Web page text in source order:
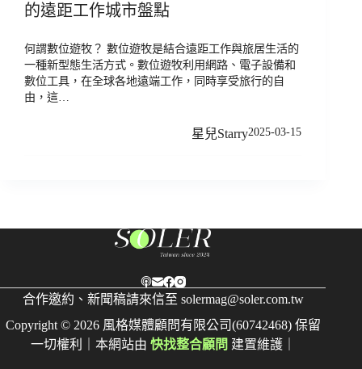
的遠距工作城市盤點
何謂數位遊牧？ 數位遊牧是結合遠距工作與旅居生活的
一種新型態生活方式。數位遊牧利用網路、電子設備和
數位工具，在全球各地遠端工作，同時享受旅行的自
由，這…
星兒Starry2025-03-15
合作邀約、新聞稿請來信至 solermag@soler.com.tw
Copyright © 2026 風格媒體顧問有限公司(60742468) 保留
一切權利｜本網站由 快找整合顧問 建置維護｜